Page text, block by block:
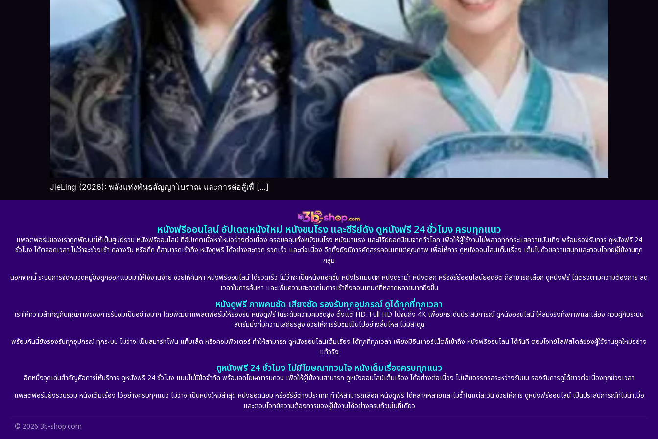
JieLing (2026): พลังแห่งพันธสัญญาโบราณ และการต่อสู้เพื่ […]
หนังฟรีออนไลน์ อัปเดตหนังใหม่ หนังชนโรง และซีรีย์ดัง ดูหนังฟรี 24 ชั่วโมง ครบทุกแนว
แพลตฟอร์มของเราถูกพัฒนาให้เป็นศูนย์รวม หนังฟรีออนไลน์ ที่อัปเดตเนื้อหาใหม่อย่างต่อเนื่อง ครอบคลุมทั้งหนังชนโรง หนังมาแรง และซีรีย์ยอดนิยมจากทั่วโลก เพื่อให้ผู้ใช้งานไม่พลาดทุกกระแสความบันเทิง พร้อมรองรับการ ดูหนังฟรี 24
ชั่วโมง ได้ตลอดเวลา ไม่ว่าจะช่วงเช้า กลางวัน หรือดึก ก็สามารถเข้าถึง หนังดูฟรี ได้อย่างสะดวก รวดเร็ว และต่อเนื่อง อีกทั้งยังมีการคัดสรรคอนเทนต์คุณภาพ เพื่อให้การ ดูหนังออนไลน์เต็มเรื่อง เต็มไปด้วยความสนุกและตอบโจทย์ผู้ใช้งานทุก
กลุ่ม
นอกจากนี้ ระบบการจัดหมวดหมู่ยังถูกออกแบบมาให้ใช้งานง่าย ช่วยให้ค้นหา หนังฟรีออนไลน์ ได้รวดเร็ว ไม่ว่าจะเป็นหนังแอคชั่น หนังโรแมนติก หนังดราม่า หนังตลก หรือซีรีย์ออนไลน์ยอดฮิต ก็สามารถเลือก ดูหนังฟรี ได้ตรงตามความต้องการ ลด
เวลาในการค้นหา และเพิ่มความสะดวกในการเข้าถึงคอนเทนต์ที่หลากหลายมากยิ่งขึ้น
หนังดูฟรี ภาพคมชัด เสียงชัด รองรับทุกอุปกรณ์ ดูได้ทุกที่ทุกเวลา
เราให้ความสำคัญกับคุณภาพของการรับชมเป็นอย่างมาก โดยพัฒนาแพลตฟอร์มให้รองรับ หนังดูฟรี ในระดับความคมชัดสูง ตั้งแต่ HD, Full HD ไปจนถึง 4K เพื่อยกระดับประสบการณ์ ดูหนังออนไลน์ ให้สมจริงทั้งภาพและเสียง ควบคู่กับระบบ
สตรีมมิ่งที่มีความเสถียรสูง ช่วยให้การรับชมเป็นไปอย่างลื่นไหล ไม่มีสะดุด
พร้อมกันนี้ยังรองรับทุกอุปกรณ์ ทุกระบบ ไม่ว่าจะเป็นสมาร์ทโฟน แท็บเล็ต หรือคอมพิวเตอร์ ทำให้สามารถ ดูหนังออนไลน์เต็มเรื่อง ได้ทุกที่ทุกเวลา เพียงมีอินเทอร์เน็ตก็เข้าถึง หนังฟรีออนไลน์ ได้ทันที ตอบโจทย์ไลฟ์สไตล์ของผู้ใช้งานยุคใหม่อย่าง
แท้จริง
ดูหนังฟรี 24 ชั่วโมง ไม่มีโฆษณากวนใจ หนังเต็มเรื่องครบทุกแนว
อีกหนึ่งจุดเด่นสำคัญคือการให้บริการ ดูหนังฟรี 24 ชั่วโมง แบบไม่มีข้อจำกัด พร้อมลดโฆษณารบกวน เพื่อให้ผู้ใช้งานสามารถ ดูหนังออนไลน์เต็มเรื่อง ได้อย่างต่อเนื่อง ไม่เสียอรรถรสระหว่างรับชม รองรับการดูได้ยาวต่อเนื่องทุกช่วงเวลา
แพลตฟอร์มยังรวบรวม หนังเต็มเรื่อง ไว้อย่างครบทุกแนว ไม่ว่าจะเป็นหนังใหม่ล่าสุด หนังยอดนิยม หรือซีรีย์ต่างประเทศ ทำให้สามารถเลือก หนังดูฟรี ได้หลากหลายและไม่ซ้ำในแต่ละวัน ช่วยให้การ ดูหนังฟรีออนไลน์ เป็นประสบการณ์ที่ไม่น่าเบื่อ
และตอบโจทย์ความต้องการของผู้ใช้งานได้อย่างครบถ้วนในที่เดียว
© 2026 3b-shop.com